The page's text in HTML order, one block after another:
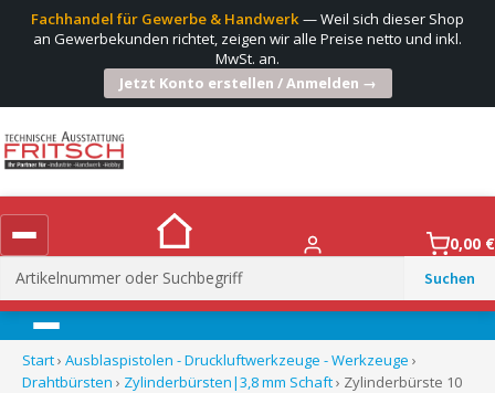
Fachhandel für Gewerbe & Handwerk— Weil sich dieser Shop
an Gewerbekunden richtet, zeigen wir alle Preise netto und inkl.
MwSt. an.
Jetzt Konto erstellen / Anmelden →
Suchen
nach:
0,00 €
Menü
Start› Ausblaspistolen - Druckluftwerkzeuge - Werkzeuge ›
Drahtbürsten › Zylinderbürsten|3,8 mm Schaft› Zylinderbürste 10